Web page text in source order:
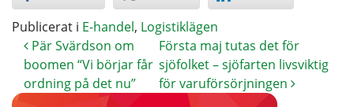
Publicerat i E-handel, Logistiklägen
Pär Svärdson om
boomen “Vi börjar får
ordning på det nu”
Första maj tutas det för
sjöfolket – sjöfarten livsviktig
för varuförsörjningen